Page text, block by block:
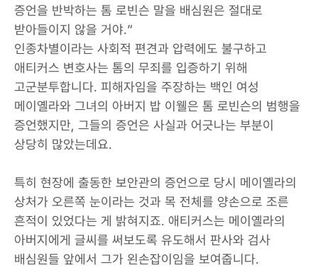
증언을 반박하는 톰 로빈슨 말을 배심원은 절대로
받아들이지 않을 거야.”
인종차별이라는 사회적 편견과 압력에도 불구하고
애티커스 변호사는 톰의 무죄를 입증하기 위해
고군분투합니다. 피해자임을 주장하는 백인 여성
메이옐라와 그녀의 아버지 밥 이웰은 톰 로빈슨의 범행을
증언했지만, 그들의 증언은 사실과 어긋나는 부분이
상당히 많았는데요.
특히 현장에 출동한 보안관의 증언으로 당시 메이옐라의
상처가 오른쪽 눈이라는 것과 목 전체를 양손으로 조른
흔적이 있었다는 게 밝혀지죠. 애티커스는 메이옐라의
아버지에게 글씨를 써보도록 유도해서 판사와 검사
배심원들 앞에서 그가 왼손잡이임을 보여줍니다.